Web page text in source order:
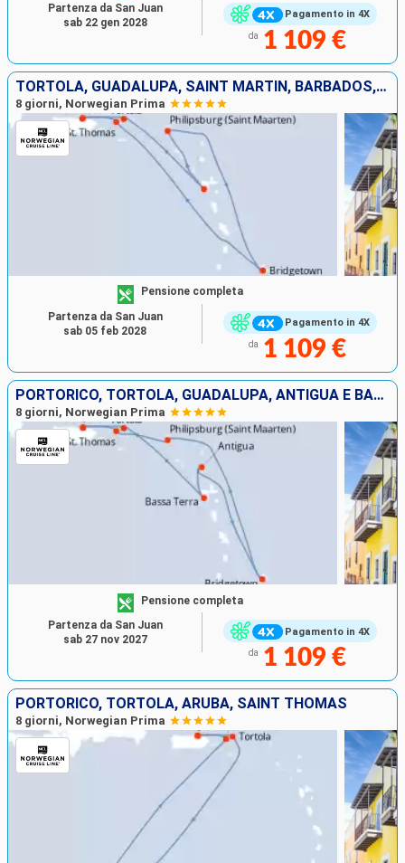
Pagamento in 4X
da 1 109 €
Partenza da San Juan
sab 22 gen 2028
TORTOLA, GUADALUPA, SAINT MARTIN, BARBADOS, SAINT THOMAS, PORTORICO
8 giorni, Norwegian Prima
Pagamento in 4X
Pensione completa
da 1 109 €
Partenza da San Juan
sab 05 feb 2028
PORTORICO, TORTOLA, GUADALUPA, ANTIGUA E BARBUDA, BARBADOS, SAINT MARTIN, SAINT THOMAS
8 giorni, Norwegian Prima
Pagamento in 4X
Pensione completa
da 1 109 €
Partenza da San Juan
sab 27 nov 2027
PORTORICO, TORTOLA, ARUBA, SAINT THOMAS
8 giorni, Norwegian Prima